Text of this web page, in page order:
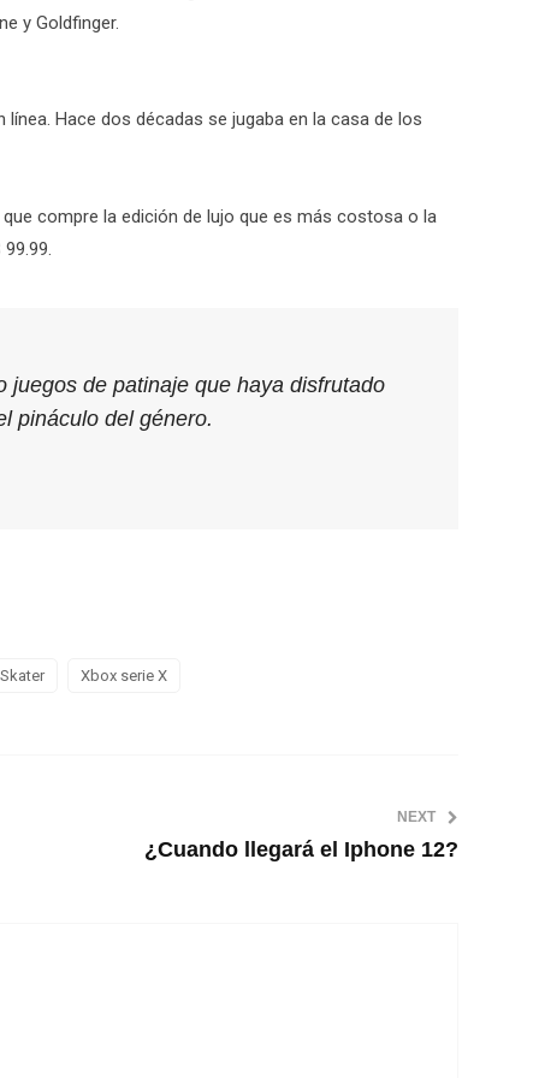
y Goldfinger.
Hace dos décadas se jugaba en la casa de los
compre la edición de lujo que es más costosa o la
juegos de patinaje que haya disfrutado
pináculo del género.
Xbox serie X
NEXT
¿Cuando llegará el Iphone 12?